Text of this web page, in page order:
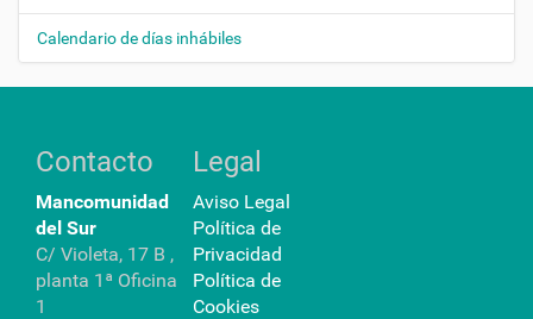
Calendario de días inhábiles
Contacto
Mancomunidad
del Sur
C/ Violeta, 17 B ,
planta 1ª Oficina
1
Legal
Aviso Legal
Política de
Privacidad
Política de
Cookies